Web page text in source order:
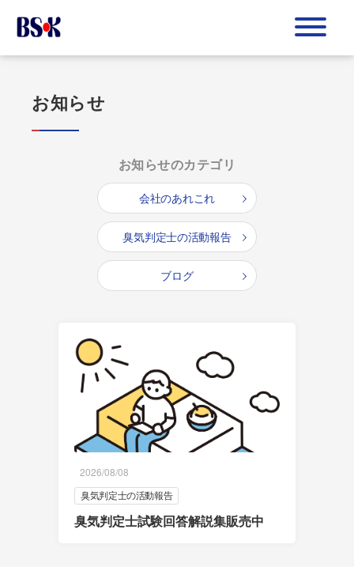
お知らせ
お知らせのカテゴリ
会社のあれこれ
臭気判定士の活動報告
ブログ
2026/08/08
臭気判定士の活動報告
臭気判定士試験回答解説集販売中